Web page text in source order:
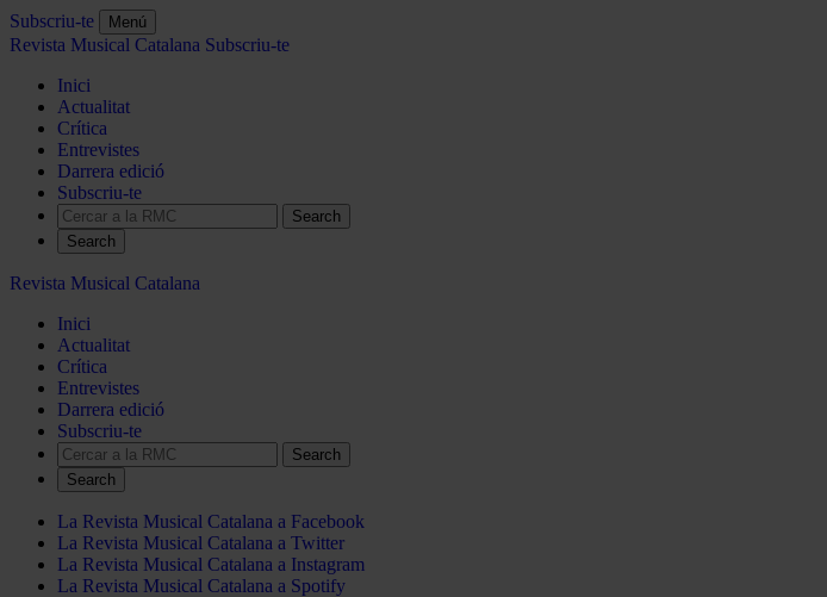
Subscriu-te Menú
Revista Musical Catalana Subscriu-te
Inici
Actualitat
Crítica
Entrevistes
Darrera edició
Subscriu-te
Search
Revista Musical Catalana
Inici
Actualitat
Crítica
Entrevistes
Darrera edició
Subscriu-te
Search
La Revista Musical Catalana a Facebook
La Revista Musical Catalana a Twitter
La Revista Musical Catalana a Instagram
La Revista Musical Catalana a Spotify